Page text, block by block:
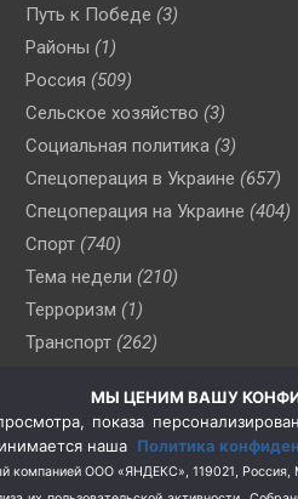
Путь к Победе (3)
Районы (1)
Россия (509)
Сельское хозяйство (3)
Социальная политика (3)
Спецоперация в Украине (657)
Спецоперация на Украине (404)
Спорт (740)
Тема недели (210)
Терроризм (1)
Транспорт (262)
(76)
Цены (2)
Школа и спорт (2)
МЫ ЦЕНИМ ВАШУ
показа
наша Политика
компанией ООО «ЯНДЕКС», 119021,